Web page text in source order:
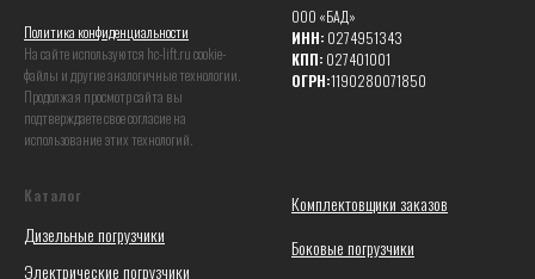
Политика конфиденциальности
На сайте используются hc-lift.ru coоkie-
файлы и другие аналогичные технологии.
Продолжая просмотр сайта вы
подтверждаете свое согласие на
использование этих технологий.
ООО «БАД»
ИНН: 0274951343
КПП: 027401001
ОГРН:1190280071850
Каталог
Дизельные погрузчики
Электрические погрузчики
Комплектовщики заказов
Боковые погрузчики